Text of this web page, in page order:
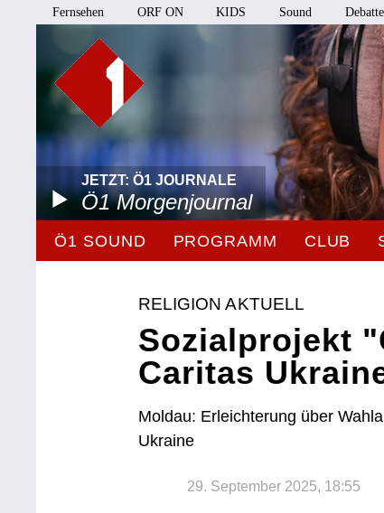
Fernsehen ORF ON KIDS Sound Debatte
JETZT: Ö1 JOURNALE
Ö1 Morgenjournal
Ö1 SOUND PROGRAMM CLUB
RELIGION AKTUELL
Sozialprojekt
Caritas
Moldau: Erleichterung über
Ukraine
29. September 2025, 18:55